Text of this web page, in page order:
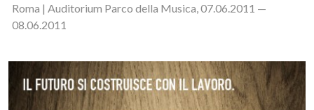
Roma | Auditorium Parco della Musica, 07.06.2011 —
08.06.2011